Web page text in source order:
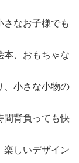
なお子様でも
本、おもちゃな
、小さな小物の
間背負っても快
楽しいデザイン